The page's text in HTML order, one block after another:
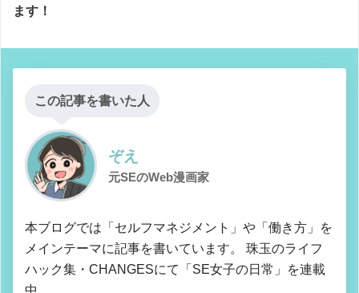
ます！
この記事を書いた人
ぞえ
元SEのWeb漫画家
本ブログでは「セルフマネジメント」や「働き方」を
メインテーマに記事を書いています。 珠玉のライフ
ハック集・CHANGESにて「SE女子の日常」を連載
中。